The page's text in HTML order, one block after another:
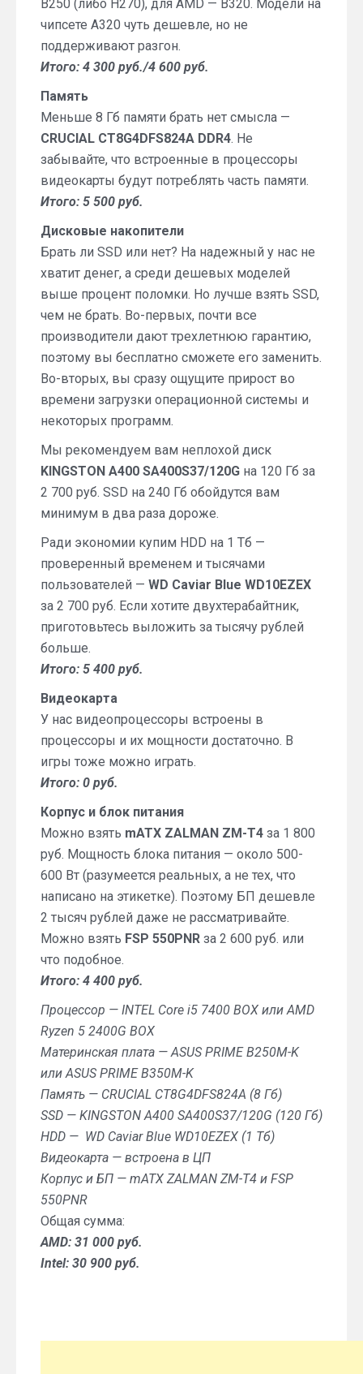
B250 (либо H270), для AMD — B320. Модели на
чипсете A320 чуть дешевле, но не
поддерживают разгон.
Итого: 4 300 руб./4 600 руб.
Память
Меньше 8 Гб памяти брать нет смысла —
CRUCIAL CT8G4DFS824A DDR4. Не
забывайте, что встроенные в процессоры
видеокарты будут потреблять часть памяти.
Итого: 5 500 руб.
Дисковые накопители
Брать ли SSD или нет? На надежный у нас не
хватит денег, а среди дешевых моделей
выше процент поломки. Но лучше взять SSD,
чем не брать. Во-первых, почти все
производители дают трехлетнюю гарантию,
поэтому вы бесплатно сможете его заменить.
Во-вторых, вы сразу ощущите прирост во
времени загрузки операционной системы и
некоторых программ.
Мы рекомендуем вам неплохой диск
KINGSTON A400 SA400S37/120G на 120 Гб за
2 700 руб. SSD на 240 Гб обойдутся вам
минимум в два раза дороже.
Ради экономии купим HDD на 1 Тб —
проверенный временем и тысячами
пользователей — WD Caviar Blue WD10EZEX
за 2 700 руб. Если хотите двухтерабайтник,
приготовьтесь выложить за тысячу рублей
больше.
Итого: 5 400 руб.
Видеокарта
У нас видеопроцессоры встроены в
процессоры и их мощности достаточно. В
игры тоже можно играть.
Итого: 0 руб.
Корпус и блок питания
Можно взять mATX ZALMAN ZM-T4 за 1 800
руб. Мощность блока питания — около 500-
600 Вт (разумеется реальных, а не тех, что
написано на этикетке). Поэтому БП дешевле
2 тысяч рублей даже не рассматривайте.
Можно взять FSP 550PNR за 2 600 руб. или
что подобное.
Итого: 4 400 руб.
Процессор — INTEL Core i5 7400 BOX или AMD
Ryzen 5 2400G BOX
Материнская плата — ASUS PRIME B250M-K
или ASUS PRIME B350M-K
Память — CRUCIAL CT8G4DFS824A (8 Гб)
SSD — KINGSTON A400 SA400S37/120G (120 Гб)
HDD — WD Caviar Blue WD10EZEX (1 Тб)
Видеокарта — встроена в ЦП
Корпус и БП — mATX ZALMAN ZM-T4 и FSP
550PNR
Общая сумма:
AMD: 31 000 руб.
Intel: 30 900 руб.